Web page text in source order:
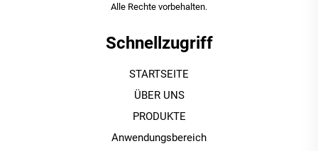
Alle Rechte vorbehalten.
Schnellzugriff
STARTSEITE
ÜBER UNS
PRODUKTE
Anwendungsbereich